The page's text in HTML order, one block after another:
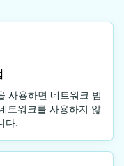
사용하면 네트워크 범
트워크를 사용하지 않
다.